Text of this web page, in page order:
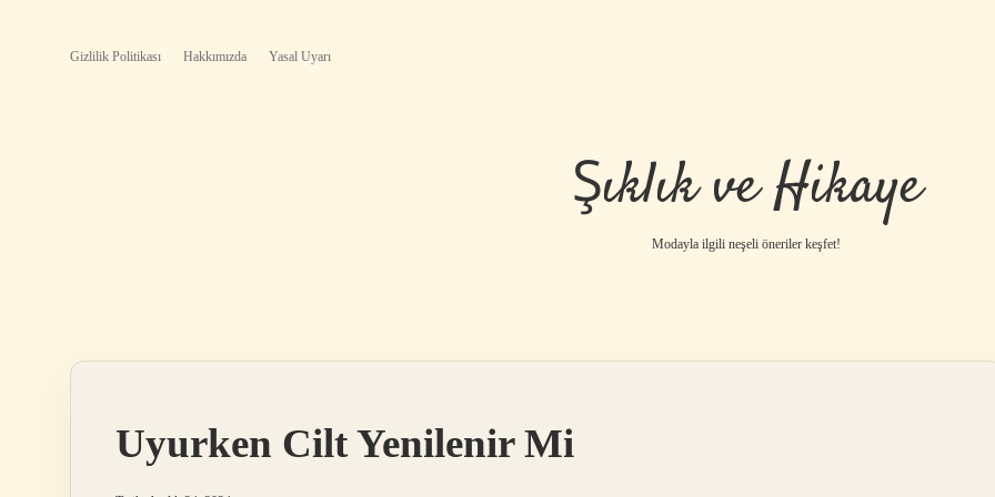
Gizlilik Politikası Hakkımızda Yasal Uyarı
Şıklık ve Hikaye
Modayla ilgili neşeli öneriler keşfet!
Uyurken Cilt Yenilenir Mi